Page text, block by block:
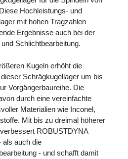
Hochleistungs- und
mit hohen Tragzahlen
Ergebnisse auch bei der
Schlichtbearbeitung.
Kugeln erhöht die
Schrägkugellager um bis
Vorgängerbaureihe. Die
durch eine vereinfachte
Materialien wie Inconel,
Mit bis zu dreimal höherer
ROBUSTDYNA
als auch die
- und schafft damit